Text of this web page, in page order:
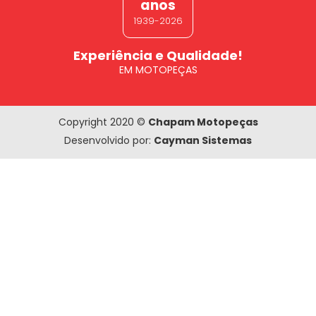
anos
1939-2026
Experiência e Qualidade!
EM MOTOPEÇAS
Copyright 2020 © Chapam Motopeças
Desenvolvido por: Cayman Sistemas